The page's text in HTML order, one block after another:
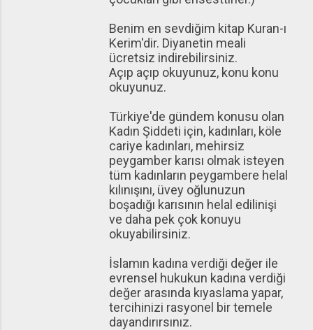
Benim en sevdiğim kitap Kuran-ı
Kerim'dir. Diyanetin meali
ücretsiz indirebilirsiniz.
Açıp açıp okuyunuz, konu konu
okuyunuz.
Türkiye'de gündem konusu olan
Kadın Şiddeti için, kadınları, köle
cariye kadınları, mehirsiz
peygamber karısı olmak isteyen
tüm kadınların peygambere helal
kılınışını, üvey oğlunuzun
boşadığı karısının helal edilinişi
ve daha pek çok konuyu
okuyabilirsiniz.
İslamın kadına verdiği değer ile
evrensel hukukun kadına verdiği
değer arasında kıyaslama yapar,
tercihinizi rasyonel bir temele
dayandırırsınız.